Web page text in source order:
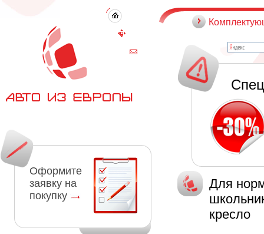
Оформите
заявку на
покупку
Для
кресло